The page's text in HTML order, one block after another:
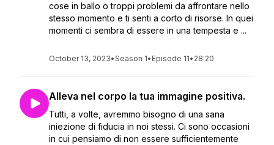
cose in ballo o troppi problemi da affrontare nello
stesso momento e ti senti a corto di risorse. In quei
momenti ci sembra di essere in una tempesta e ...
October 13, 2023•Season 1• Episode 11• 28:20
Alleva nel corpo la tua immagine positiva.
Tutti, a volte, avremmo bisogno di una sana
iniezione di fiducia in noi stessi. Ci sono occasioni
in cui pensiamo di non essere sufficientemente